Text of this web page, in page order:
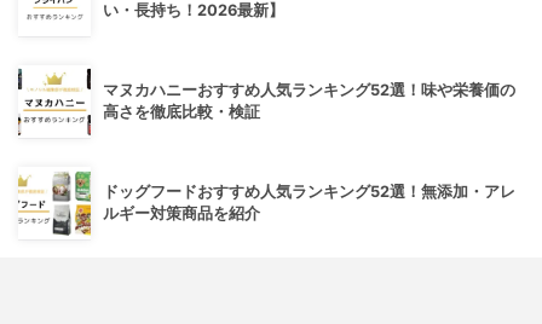
い・長持ち！2026最新】
マヌカハニーおすすめ人気ランキング52選！味や栄養価の
高さを徹底比較・検証
ドッグフードおすすめ人気ランキング52選！無添加・アレ
ルギー対策商品を紹介